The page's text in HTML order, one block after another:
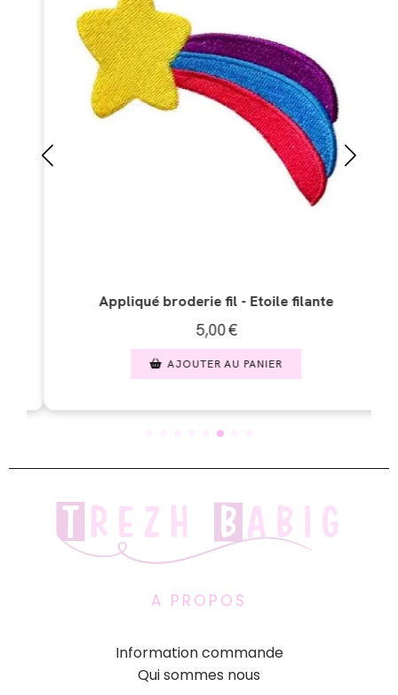
fil - Etoile filante Appliqué broderie fil
A PROPOS
Information commande
Qui sommes nous